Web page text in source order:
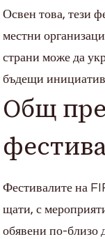
Освен това, тези
местни
страни може да
бъдещи
Общ
Фестивалите на
щати, с
обявени по-близо